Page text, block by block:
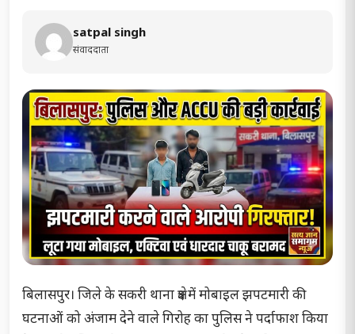
satpal singh
संवाददाता
बिलासपुर। जिले के सकरी थाना क्षेत्र में मोबाइल झपटमारी की
घटनाओं को अंजाम देने वाले गिरोह का पुलिस ने पर्दाफाश किया